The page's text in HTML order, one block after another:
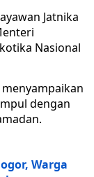
Jatnika
Nasional
dengan
Warga